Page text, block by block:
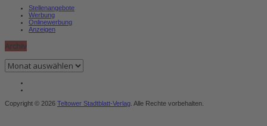
Stellenangebote
Werbung
Onlinewerbung
Anzeigen
Archiv
Archiv
Copyright © 2026 Teltower Stadtblatt-Verlag . Alle Rechte vorbehalten.